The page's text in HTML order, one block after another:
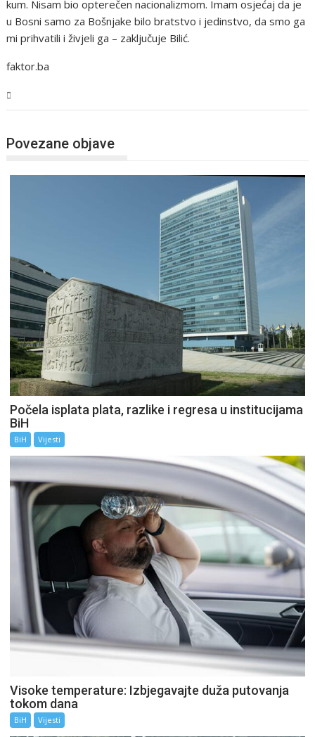
kum. Nisam bio opterečen nacionalizmom. Imam osjećaj da je
u Bosni samo za Bošnjake bilo bratstvo i jedinstvo, da smo ga
mi prihvatili i živjeli ga – zaključuje Bilić.
faktor.ba
Povezane objave
Počela isplata plata, razlike i regresa u institucijama
BiH
BiH Vijesti
Visoke temperature: Izbjegavajte duža putovanja
tokom dana
BiH Vijesti